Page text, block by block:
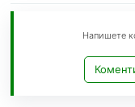
Напишете